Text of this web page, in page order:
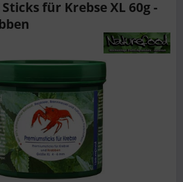
für Krebse XL 60g -